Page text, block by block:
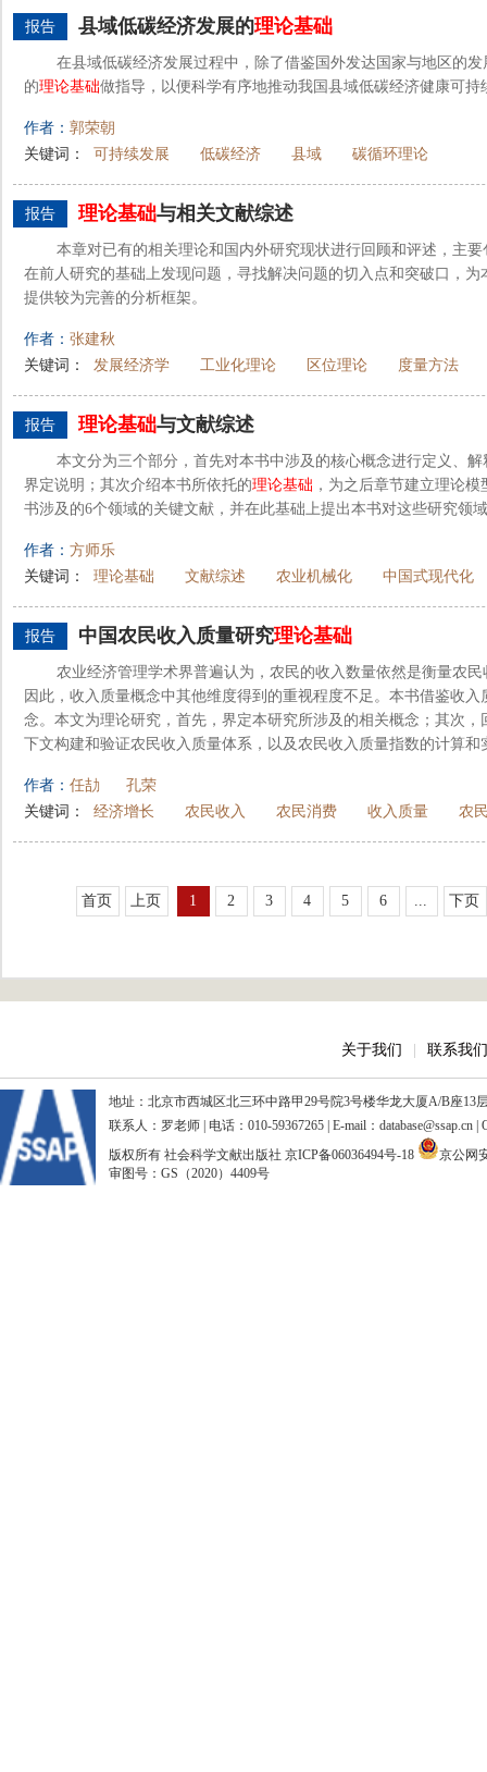
报告 县域低碳经济发展的理论基础
在县域低碳经济发展过程中，除了借鉴国外发达国家与地区的
的理论基础做指导，以便科学有序地推动我国县域低碳经济健康可持
作者： 郭荣朝
关键词：
可持续发展 低碳经济 县域 碳循环理论
报告 理论基础与相关文献综述
本章对已有的相关理论和国内外研究现状进行回顾和评述，主
在前人研究的基础上发现问题，寻找解决问题的切入点和突破口，
提供较为完善的分析框架。
作者： 张建秋
关键词：
发展经济学 工业化理论 区位理论 度量方法
报告 理论基础与文献综述
本文分为三个部分，首先对本书中涉及的核心概念进行定义、
界定说明；其次介绍本书所依托的理论基础 ，为之后章节建立理论
书涉及的6个领域的关键文献，并在此基础上提出本书对这些研究领
作者： 方师乐
关键词：
理论基础 文献综述 农业机械化 中国式现代化
报告 中国农民收入质量研究理论基础
农业经济管理学术界普遍认为，农民的收入数量依然是衡量农
因此，收入质量概念中其他维度得到的重视程度不足。本书借鉴收
念。本文为理论研究，首先，界定本研究所涉及的相关概念；其次
下文构建和验证农民收入质量体系，以及农民收入质量指数的计算和
作者： 任劼
孔荣
关键词：
经济增长 农民收入 农民消费 收入质量 农
首页 上页 1 2 3 4 5 6 ... 下页
关于我们 联系我们
地址：北京市西城区北三环中路甲29号院3号楼华龙大厦A/B座13
联系人：罗老师 | 电话：010-59367265 | E-mail：database@ssap.cn
版权所有 社会科学文献出版社 京ICP备06036494号-18
京公网
审图号：GS（2020）4409号